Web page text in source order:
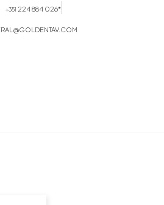
+351 224 884 026*